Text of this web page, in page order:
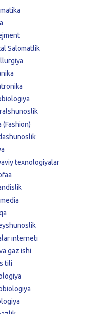
Salomatlik
(Fashion)
texnologiyalar
interneti
gaz ishi
tili